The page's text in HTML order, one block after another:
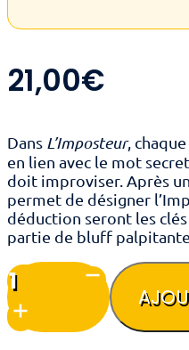
21,00€
Dans L’Imposteur,
en lien avec le mot
doit improviser. Après
permet de désigner
déduction seront les
partie de bluff
quantité
de
L'imposteur